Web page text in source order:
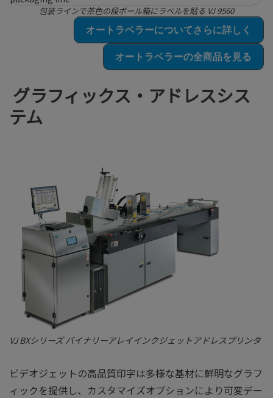
包装ラインで茶色の段ボール箱にラベルを貼る VJ 9560
オートラベラーについてさらに詳しく
オートラベラーの全商品を見る
グラフィックス・アドレスシス
テム
VJ BXシリーズ バイナリーアレイインクジェットアドレスプリンタ
ビデオジェットの高品質印字は多様な基材に鮮明なグラフ
ィックを提供し、カスタマイズオプションにより可変デー